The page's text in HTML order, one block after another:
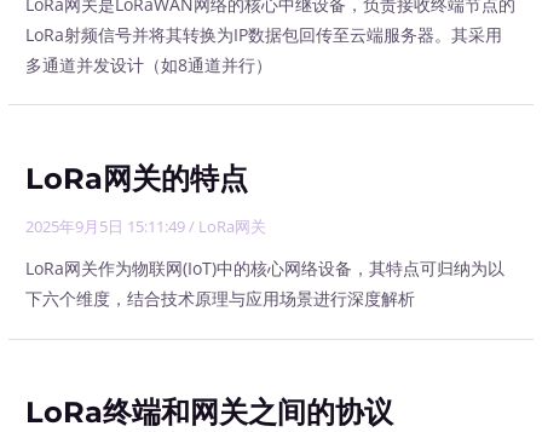
LoRa射频信号并将其转换为IP数据包回传至云端服务器。其采用
多通道并发设计（如8通道并行）
LoRa网关的特点
2025年9月5日 15:11:49/ LoRa网关
LoRa网关作为物联网(IoT)中的核心网络设备，其特点可归纳为以
下六个维度，结合技术原理与应用场景进行深度解析
LoRa终端和网关之间的协议